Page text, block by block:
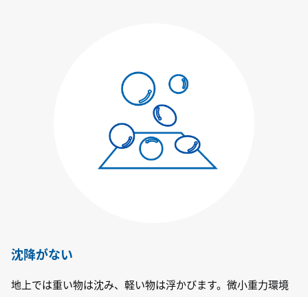
沈降がない
地上では重い物は沈み、軽い物は浮かびます。微小重力環境